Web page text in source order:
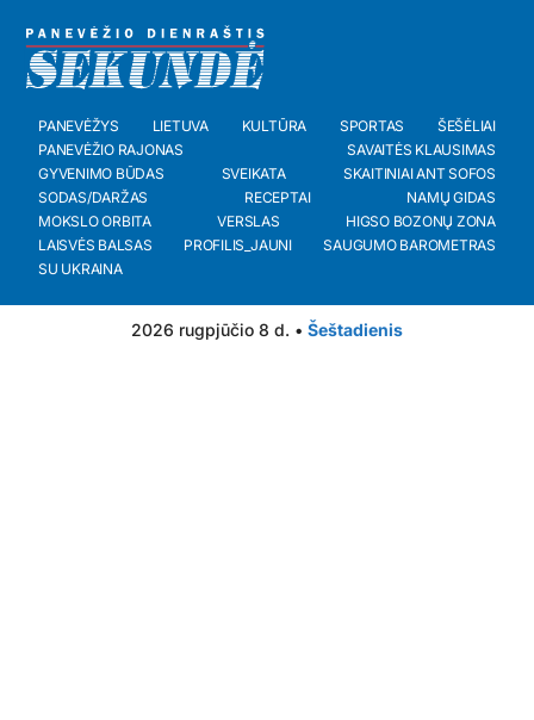
PANEVĖŽYS LIETUVA KULTŪRA SPORTAS
ŠEŠĖLIAI
PANEVĖŽIO RAJONAS
SAVAITĖS KLAUSIMAS
GYVENIMO BŪDAS
SVEIKATA
SKAITINIAI ANT SOFOS
SODAS/DARŽAS
RECEPTAI
NAMŲ GIDAS
MOKSLO ORBITA
VERSLAS
HIGSO BOZONŲ ZONA
LAISVĖS BALSAS
PROFILIS_JAUNI
SAUGUMO BAROMETRAS
SU UKRAINA
2026 rugpjūčio 8 d. • Šeštadienis